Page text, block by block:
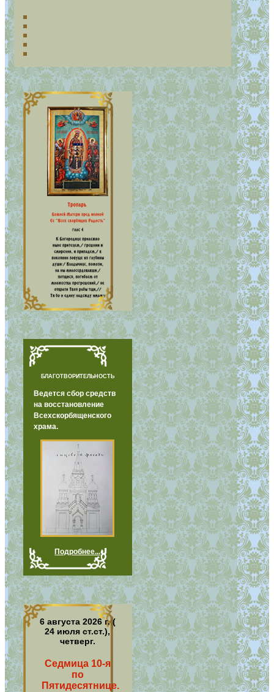
БЛАГОТВОРИТЕЛЬНОСТЬ
Ведется сбор средств
на восстановление
Всехскорбященского
храма.
Подробнее...
6 августа 2026 г. (
24 июля ст.ст.),
четверг.
Седмица 10-я
по
Пятидесятнице.